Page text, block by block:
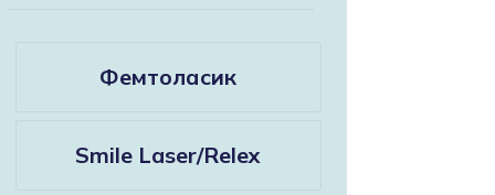
Фемтоласик
Smile Laser/Relex